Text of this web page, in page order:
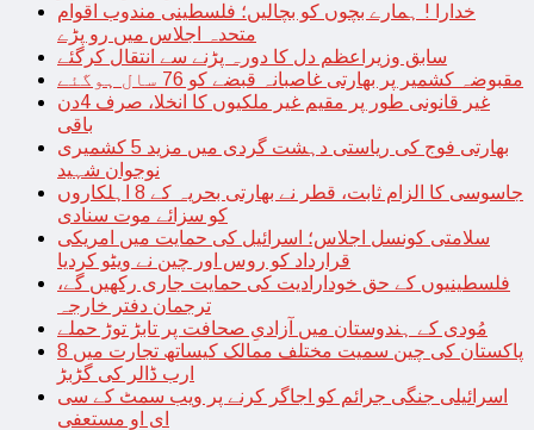
خدارا ! ہمارے بچوں کو بچالیں؛ فلسطینی مندوب اقوام
متحدہ اجلاس میں رو پڑے
سابق وزیراعظم دل کا دورہ پڑنے سے انتقال کرگئے
مقبوضہ کشمیر پر بھارتی غاصبانہ قبضے کو 76 سال ہوگئے
غیر قانونی طور پر مقیم غیر ملکیوں کا انخلا، صرف 4دن
باقی
بھارتی فوج کی ریاستی دہشت گردی میں مزید 5 کشمیری
نوجوان شہید
جاسوسی کا الزام ثابت، قطر نے بھارتی بحریہ کے 8 اہلکاروں
کو سزائے موت سنادی
سلامتی کونسل اجلاس؛ اسرائیل کی حمایت میں امریکی
قرارداد کو روس اور چین نے ویٹو کردیا
فلسطینیوں کے حق خودارادیت کی حمایت جاری رکھیں گے،
ترجمان دفتر خارجہ
مُودی کے ہندوستان میں آزادیِ صحافت پر تابڑ توڑ حملے
پاکستان کی چین سمیت مختلف ممالک کیساتھ تجارت میں 8
ارب ڈالر کی گڑبڑ
اسرائیلی جنگی جرائم کو اجاگر کرنے پر ویب سمٹ کے سی
ای او مستعفی